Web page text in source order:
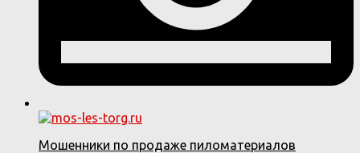
Мошенники по продаже пиломатериалов